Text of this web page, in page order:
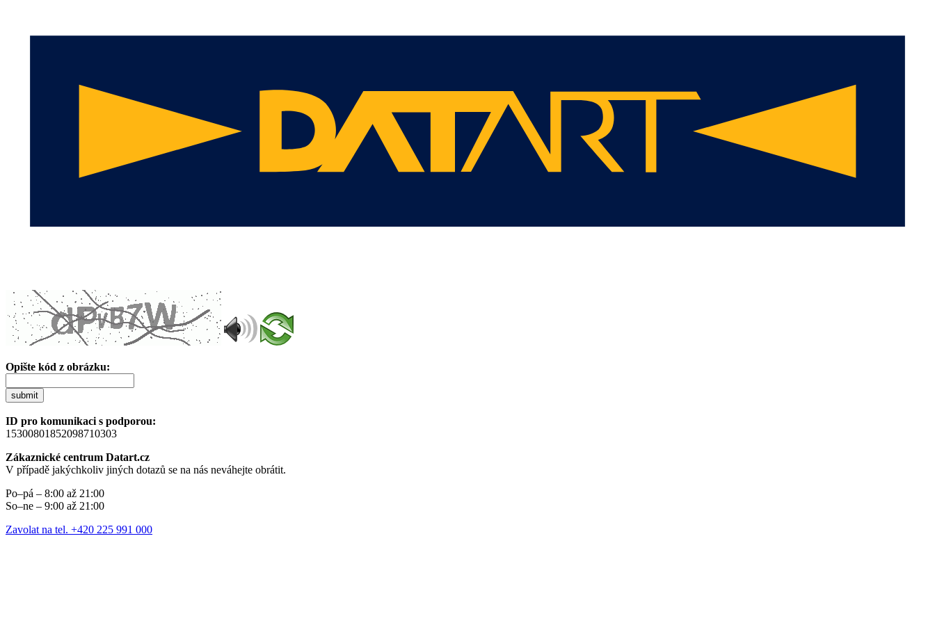
Opište kód z obrázku:
submit
ID pro komunikaci s podporou:
15300801852098710303
Zákaznické centrum Datart.cz
V případě jakýchkoliv jiných dotazů se na nás neváhejte obrátit.
Po–pá – 8:00 až 21:00
So–ne – 9:00 až 21:00
Zavolat na tel. +420 225 991 000